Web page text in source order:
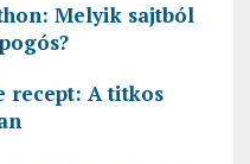
Melyik sajtból
recept: A titkos